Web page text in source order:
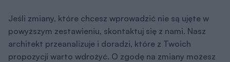
Jeśli zmiany, które chcesz wprowadzić nie są ujęte w
powyższym zestawieniu, skontaktuj się z nami. Nasz
architekt przeanalizuje i doradzi, które z Twoich
propozycji warto wdrożyć. O zgodę na zmiany możesz